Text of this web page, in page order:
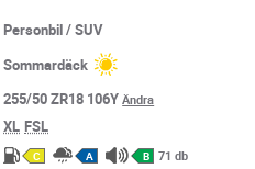
Personbil / SUV
Sommardäck
255/50 ZR18 106YÄndra
XL FSL
C A B 71 db